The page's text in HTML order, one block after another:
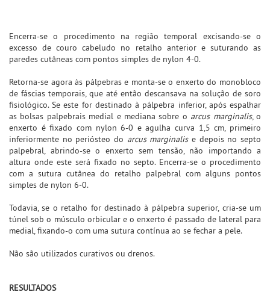
Encerra-se o procedimento na região temporal excisando-se o
excesso de couro cabeludo no retalho anterior e suturando as
paredes cutâneas com pontos simples de nylon 4-0.
Retorna-se agora às pálpebras e monta-se o enxerto do monobloco
de fáscias temporais, que até então descansava na solução de soro
fisiológico. Se este for destinado à pálpebra inferior, após espalhar
as bolsas palpebrais medial e mediana sobre o arcus marginalis, o
enxerto é fixado com nylon 6-0 e agulha curva 1,5 cm, primeiro
inferiormente no periósteo do arcus marginalise depois no septo
palpebral, abrindo-se o enxerto sem tensão, não importando a
altura onde este será fixado no septo. Encerra-se o procedimento
com a sutura cutânea do retalho palpebral com alguns pontos
simples de nylon 6-0.
Todavia, se o retalho for destinado à pálpebra superior, cria-se um
túnel sob o músculo orbicular e o enxerto é passado de lateral para
medial, fixando-o com uma sutura contínua ao se fechar a pele.
Não são utilizados curativos ou drenos.
RESULTADOS